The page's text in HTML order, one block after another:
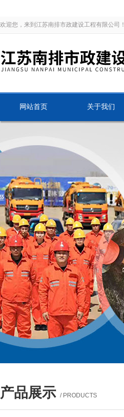
欢迎您，来到江苏南排市政建设工程有限公司！
网站首页 关于我们
产品展示 / PRODUCTS